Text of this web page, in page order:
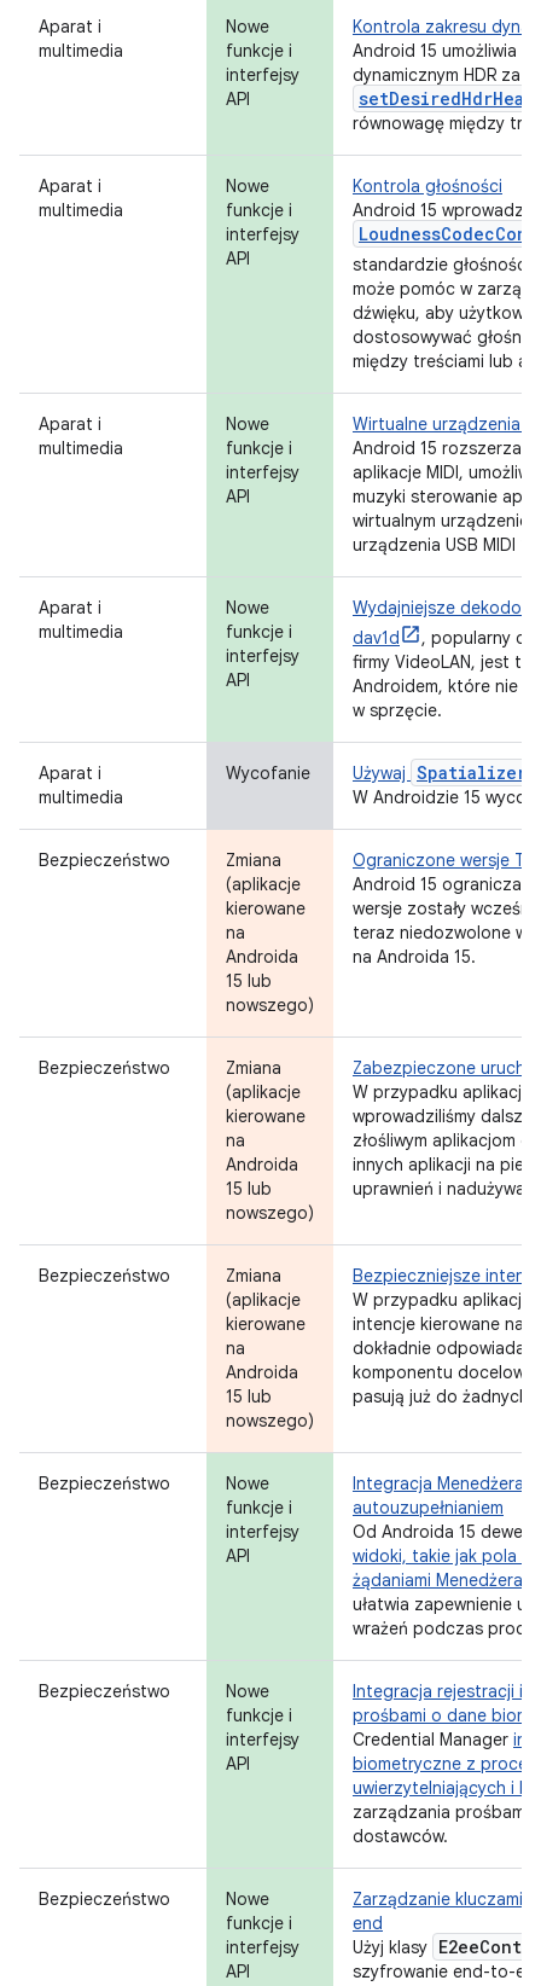
Aparat i
multimedia
Nowe
funkcje i
interfejsy
API
Kontrola zakresu
Android 15 umożliwia
dynamicznym HDR za
równowagę między
Aparat i
multimedia
Nowe
funkcje i
interfejsy
API
Kontrola głośności
Android 15 wprowadza
standardzie głośności
może pomóc w
dźwięku, aby
dostosowywać
między treściami lub
Aparat i
multimedia
Nowe
funkcje i
interfejsy
API
Wirtualne urządzenia
Android 15 rozszerza
aplikacje MIDI,
muzyki sterowanie
wirtualnym
urządzenia USB MIDI
Aparat i
multimedia
Nowe
funkcje i
interfejsy
API
Wydajniejsze
dav1d
, popularny
firmy VideoLAN, jest
Androidem, które nie
w sprzęcie.
Aparat i
multimedia
Wycofanie Używaj Spatializer
W Androidzie 15
Bezpieczeństwo
Zmiana
(aplikacje
kierowane
na
Androida
15 lub
nowszego)
Ograniczone wersje
Android 15 ogranicza
wersje zostały
teraz niedozwolone w
na Androida 15.
Bezpieczeństwo
Zmiana
(aplikacje
kierowane
na
Androida
15 lub
nowszego)
Zabezpieczone
W przypadku aplikacji
wprowadziliśmy dalsze
złośliwym aplikacjom
innych aplikacji na
uprawnień i
Bezpieczeństwo
Zmiana
(aplikacje
kierowane
na
Androida
15 lub
nowszego)
Bezpieczniejsze
W przypadku aplikacji
intencje kierowane na
dokładnie
komponentu
pasują już do żadnych
Bezpieczeństwo
Nowe
funkcje i
interfejsy
API
Integracja Menedżera
autouzupełnianiem
Od Androida 15
widoki, takie jak pola
żądaniami Menedżera
ułatwia zapewnienie
wrażeń podczas
Bezpieczeństwo
Nowe
funkcje i
interfejsy
API
Integracja rejestracji i
prośbami o dane
Credential Manager
biometryczne z
uwierzytelniających i
zarządzania prośbami
dostawców.
Bezpieczeństwo
Nowe
funkcje i
interfejsy
API
Zarządzanie kluczami
end
Użyj klasy E2ee
szyfrowanie end-to-